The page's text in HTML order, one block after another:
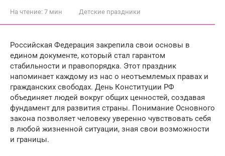
На чтение: 7 мин Детские праздники
Российская Федерация закрепила свои основы в
едином документе, который стал гарантом
стабильности и правопорядка. Этот праздник
напоминает каждому из нас о неотъемлемых правах и
гражданских свободах. День Конституции РФ
объединяет людей вокруг общих ценностей, создавая
фундамент для развития страны. Понимание Основного
закона позволяет человеку уверенно чувствовать себя
в любой жизненной ситуации, зная свои возможности
и границы.